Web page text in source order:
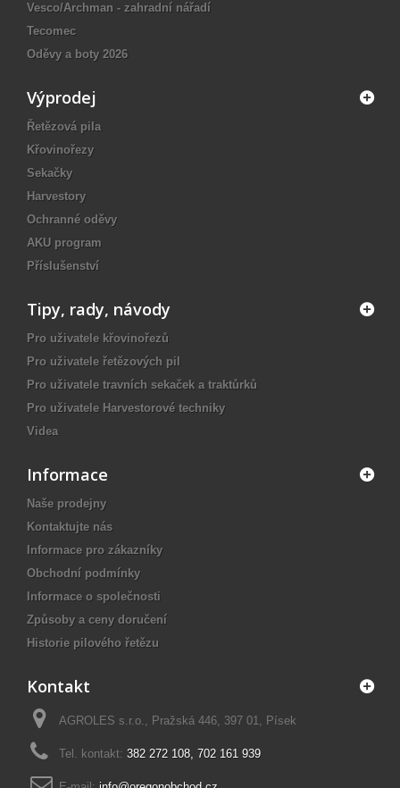
Vesco/Archman - zahradní nářadí
Tecomec
Oděvy a boty 2026
Výprodej
Řetězová pila
Křovinořezy
Sekačky
Harvestory
Ochranné oděvy
AKU program
Příslušenství
Tipy, rady, návody
Pro uživatele křovinořezů
Pro uživatele řetězových pil
Pro uživatele travních sekaček a traktůrků
Pro uživatele Harvestorové techniky
Videa
Informace
Naše prodejny
Kontaktujte nás
Informace pro zákazníky
Obchodní podmínky
Informace o společnosti
Způsoby a ceny doručení
Historie pilového řetězu
Kontakt
AGROLES s.r.o., Pražská 446, 397 01, Písek
Tel. kontakt: 382 272 108, 702 161 939